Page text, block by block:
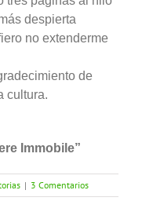
despierta
no extenderme
de
cultura.
Immobile”
| 3 Comentarios